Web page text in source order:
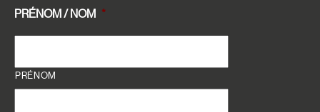
PRÉNOM / NOM *
PRÉNOM